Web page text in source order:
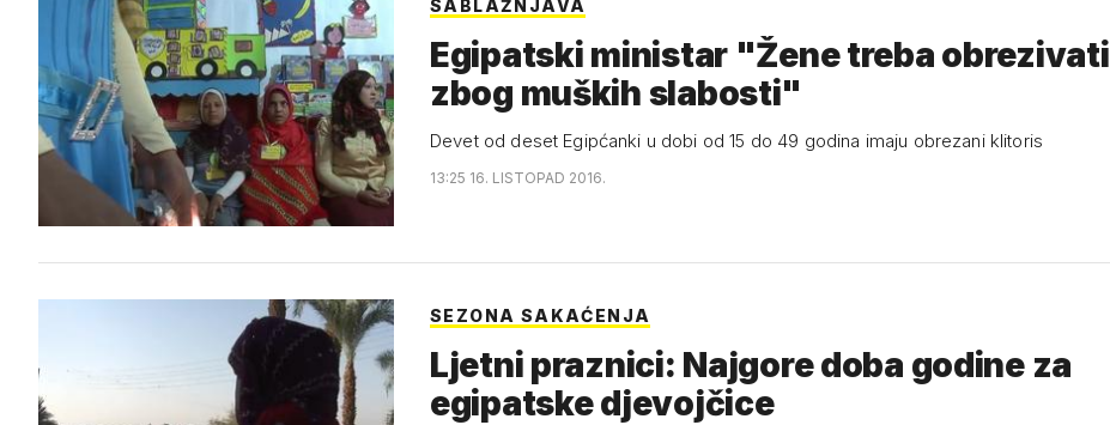
SABLAŽNJAVA
Egipatski ministar "Žene treba obrezivati
zbog muških slabosti"
Devet od deset Egipćanki u dobi od 15 do 49 godina imaju obrezani klitoris
13:25 16. LISTOPAD 2016.
SEZONA SAKAĆENJA
Ljetni praznici: Najgore doba godine za
egipatske djevojčice